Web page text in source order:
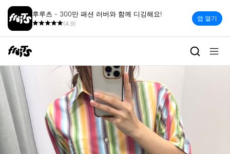
후루츠 - 300만 패션 러버와 함께 디깅해요!
(4.9)
앱 열기